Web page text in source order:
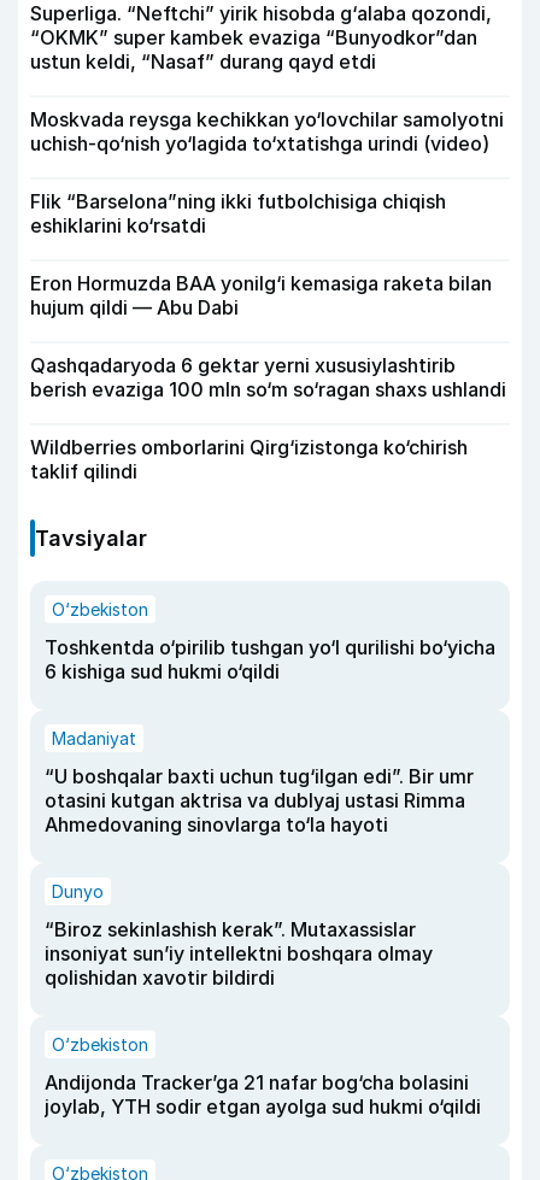
Superliga. “Neftchi” yirik hisobda g‘alaba qozondi,
“OKMK” super kambek evaziga “Bunyodkor”dan
ustun keldi, “Nasaf” durang qayd etdi
Moskvada reysga kechikkan yo‘lovchilar samolyotni
uchish-qo‘nish yo‘lagida to‘xtatishga urindi (video)
Flik “Barselona”ning ikki futbolchisiga chiqish
eshiklarini ko‘rsatdi
Eron Hormuzda BAA yonilg‘i kemasiga raketa bilan
hujum qildi — Abu Dabi
Qashqadaryoda 6 gektar yerni xususiylashtirib
berish evaziga 100 mln so‘m so‘ragan shaxs ushlandi
Wildberries omborlarini Qirg‘izistonga ko‘chirish
taklif qilindi
Tavsiyalar
O‘zbekiston
Toshkentda o‘pirilib tushgan yo‘l qurilishi bo‘yicha
6 kishiga sud hukmi o‘qildi
Madaniyat
“U boshqalar baxti uchun tug‘ilgan edi”. Bir umr
otasini kutgan aktrisa va dublyaj ustasi Rimma
Ahmedovaning sinovlarga to‘la hayoti
Dunyo
“Biroz sekinlashish kerak”. Mutaxassislar
insoniyat sun’iy intellektni boshqara olmay
qolishidan xavotir bildirdi
O‘zbekiston
Andijonda Tracker’ga 21 nafar bog‘cha bolasini
joylab, YTH sodir etgan ayolga sud hukmi o‘qildi
O‘zbekiston